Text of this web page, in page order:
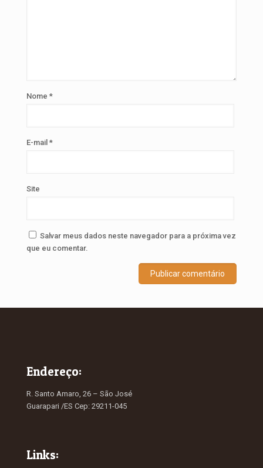
Nome *
E-mail *
Site
Salvar meus dados neste navegador para a próxima vez
que eu comentar.
Endereço:
R. Santo Amaro, 26 – São José
Guarapari /ES Cep: 29211-045
Links: